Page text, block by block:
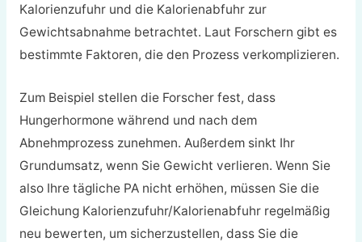
Kalorienzufuhr und die Kalorienabfuhr zur
Gewichtsabnahme betrachtet. Laut Forschern gibt es
bestimmte Faktoren, die den Prozess verkomplizieren.
Zum Beispiel stellen die Forscher fest, dass
Hungerhormone während und nach dem
Abnehmprozess zunehmen. Außerdem sinkt Ihr
Grundumsatz, wenn Sie Gewicht verlieren. Wenn Sie
also Ihre tägliche PA nicht erhöhen, müssen Sie die
Gleichung Kalorienzufuhr/Kalorienabfuhr regelmäßig
neu bewerten, um sicherzustellen, dass Sie die